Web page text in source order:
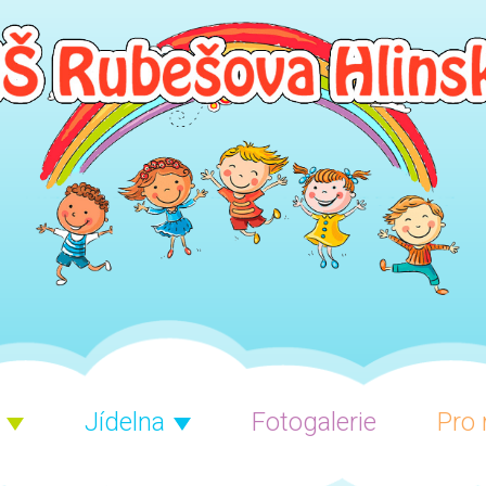
Jídelna Fotogalerie Pro